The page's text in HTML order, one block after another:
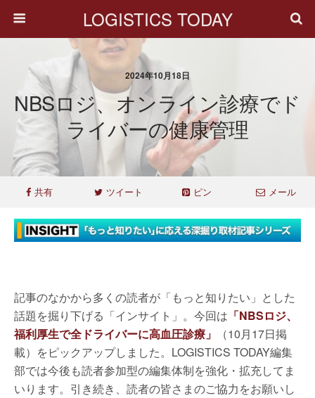
LOGISTICS TODAY
2024年10月18日
NBSロジ、オンライン診療でド
ライバーの健康管理
共有 ツイート ピン メール
記事のなかから多くの読者が「もっと知りたい」とした
話題を掘り下げる「インサイト」。今回は 「NBSロジ、
福利厚生で全ドライバーに高血圧診療」
（10月17日掲
載）をピックアップしました。LOGISTICS TODAY編集
部では今後も読者参加型の編集体制を強化・拡充してま
いります。引き続き、読者の皆さまのご協力をお願いし